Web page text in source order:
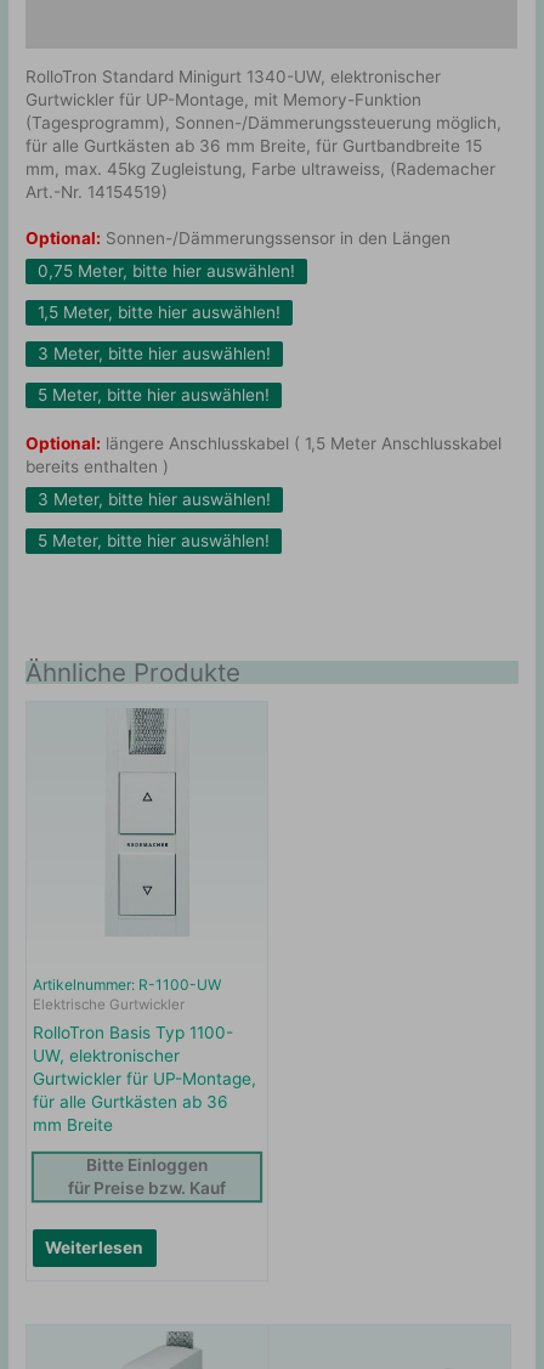
RolloTron Standard Minigurt 1340-UW, elektronischer
Gurtwickler für UP-Montage, mit Memory-Funktion
(Tagesprogramm), Sonnen-/Dämmerungssteuerung möglich,
für alle Gurtkästen ab 36 mm Breite, für Gurtbandbreite 15
mm, max. 45kg Zugleistung, Farbe ultraweiss, (Rademacher
Art.-Nr. 14154519)
Optional: Sonnen-/Dämmerungssensor in den Längen
0,75 Meter, bitte hier auswählen!
1,5 Meter, bitte hier auswählen!
3 Meter, bitte hier auswählen!
5 Meter, bitte hier auswählen!
Optional: längere Anschlusskabel ( 1,5 Meter Anschlusskabel
bereits enthalten )
3 Meter, bitte hier auswählen!
5 Meter, bitte hier auswählen!
Ähnliche Produkte
Artikelnummer: R-1100-UW
Elektrische Gurtwickler
RolloTron Basis Typ 1100-
UW, elektronischer
Gurtwickler für UP-Montage,
für alle Gurtkästen ab 36
mm Breite
Weiterlesen
Bitte Einloggen
für Preise bzw. Kauf